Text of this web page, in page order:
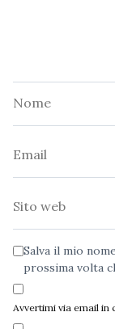
Salva il mio
prossima volta
Avvertimi via email in